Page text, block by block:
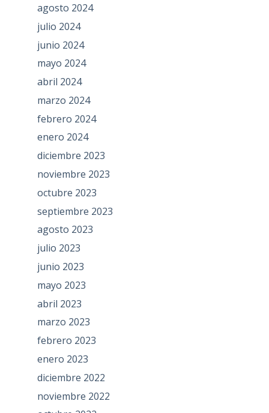
agosto 2024
julio 2024
junio 2024
mayo 2024
abril 2024
marzo 2024
febrero 2024
enero 2024
diciembre 2023
noviembre 2023
octubre 2023
septiembre 2023
agosto 2023
julio 2023
junio 2023
mayo 2023
abril 2023
marzo 2023
febrero 2023
enero 2023
diciembre 2022
noviembre 2022